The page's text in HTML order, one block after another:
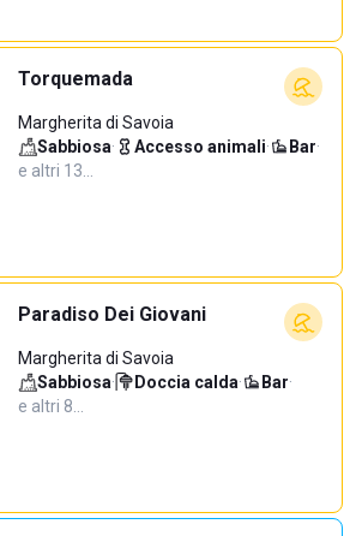
Torquemada
Margherita di Savoia
Sabbiosa· Accesso animali· Bar·
e altri 13…
Paradiso Dei Giovani
Margherita di Savoia
Sabbiosa· Doccia calda· Bar·
e altri 8…